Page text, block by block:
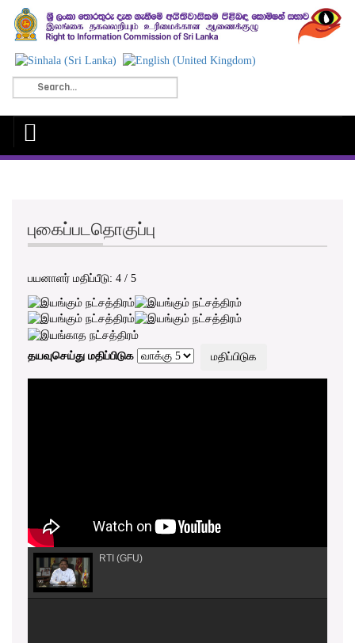
புகைப்படதொகுப்பு
பயனாளர் மதிப்பீடு: 4 / 5
தயவுசெய்து மதிப்பிடுக
RTI (GFU)